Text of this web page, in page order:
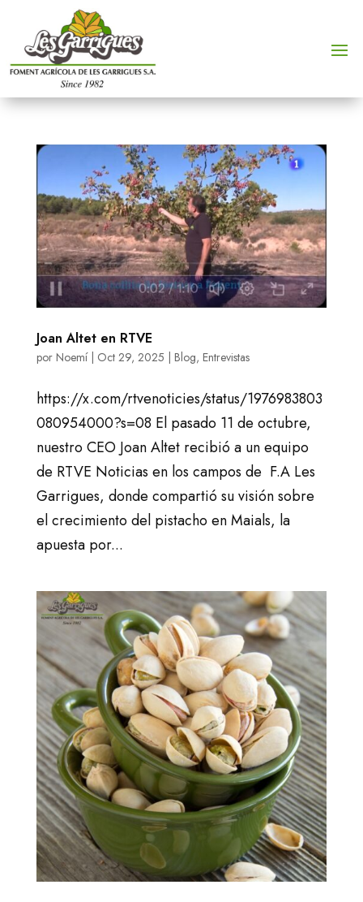
Joan Altet en RTVE
por Noemí| Oct 29, 2025 | Blog, Entrevistas
https://x.com/rtvenoticies/status/1976983803
080954000?s=08 El pasado 11 de octubre,
nuestro CEO Joan Altet recibió a un equipo
de RTVE Noticias en los campos de F.A Les
Garrigues, donde compartió su visión sobre
el crecimiento del pistacho en Maials, la
apuesta por...